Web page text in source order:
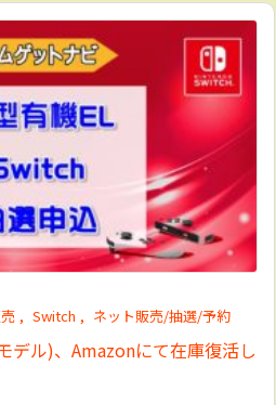
, Switch , ネット販売/抽選/予約
デル)、Amazonにて在庫復活し